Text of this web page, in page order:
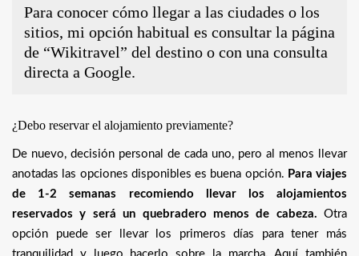
Para conocer cómo llegar a las ciudades o los
sitios, mi opción habitual es consultar la página
de “Wikitravel” del destino o con una consulta
directa a Google.
¿Debo reservar el alojamiento previamente?
De nuevo, decisión personal de cada uno, pero al menos llevar
anotadas las opciones disponibles es buena opción. Para viajes
de 1-2 semanas recomiendo llevar los alojamientos
reservados y será un quebradero menos de cabeza. Otra
opción puede ser llevar los primeros días para tener más